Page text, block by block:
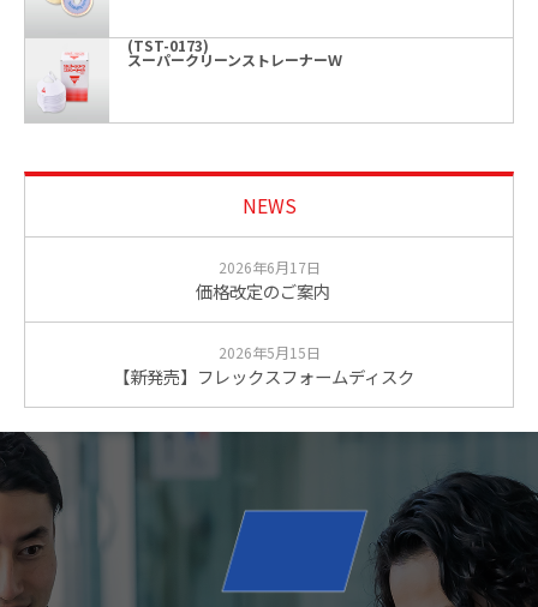
(TST-0173)
スーパークリーンストレーナーＷ
NEWS
価格改定のご案内
2026年6月17日
【新発売】フレックスフォームディスク
2026年5月15日